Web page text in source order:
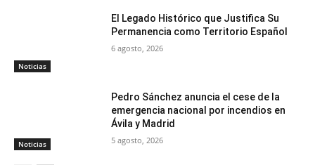
Noticias
El Legado Histórico que Justifica Su
Permanencia como Territorio Español
6 agosto, 2026
Noticias
Pedro Sánchez anuncia el cese de la
emergencia nacional por incendios en
Ávila y Madrid
5 agosto, 2026